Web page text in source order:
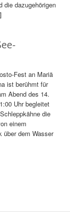
die dazugehörigen
Fest an Mariä
ist berühmt für
Abend des 14.
Uhr begleitet
die
einem
über dem Wasser